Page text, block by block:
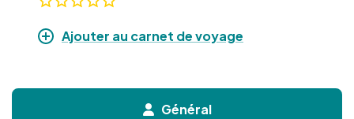
Ajouter au carnet de voyage
Général